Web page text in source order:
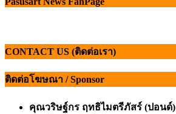
CONTACT US (ติดต่อเรา)
ติดต่อโฆษณา / Sponsor
คุณวริษฐ์กร ฤทธิไมตรีภัสร์ (ปอนด์)